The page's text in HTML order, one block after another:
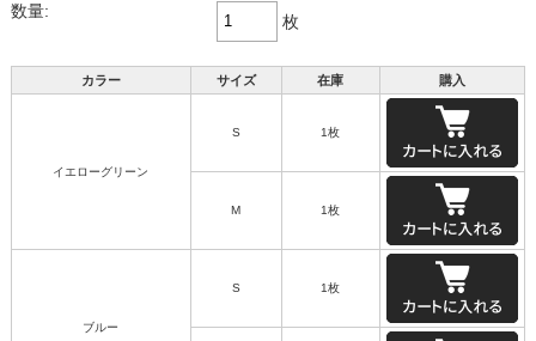
数量:
枚
カラー サイズ 在庫 購入
イエローグリーン
S 1枚
M 1枚
ブルー
S 1枚